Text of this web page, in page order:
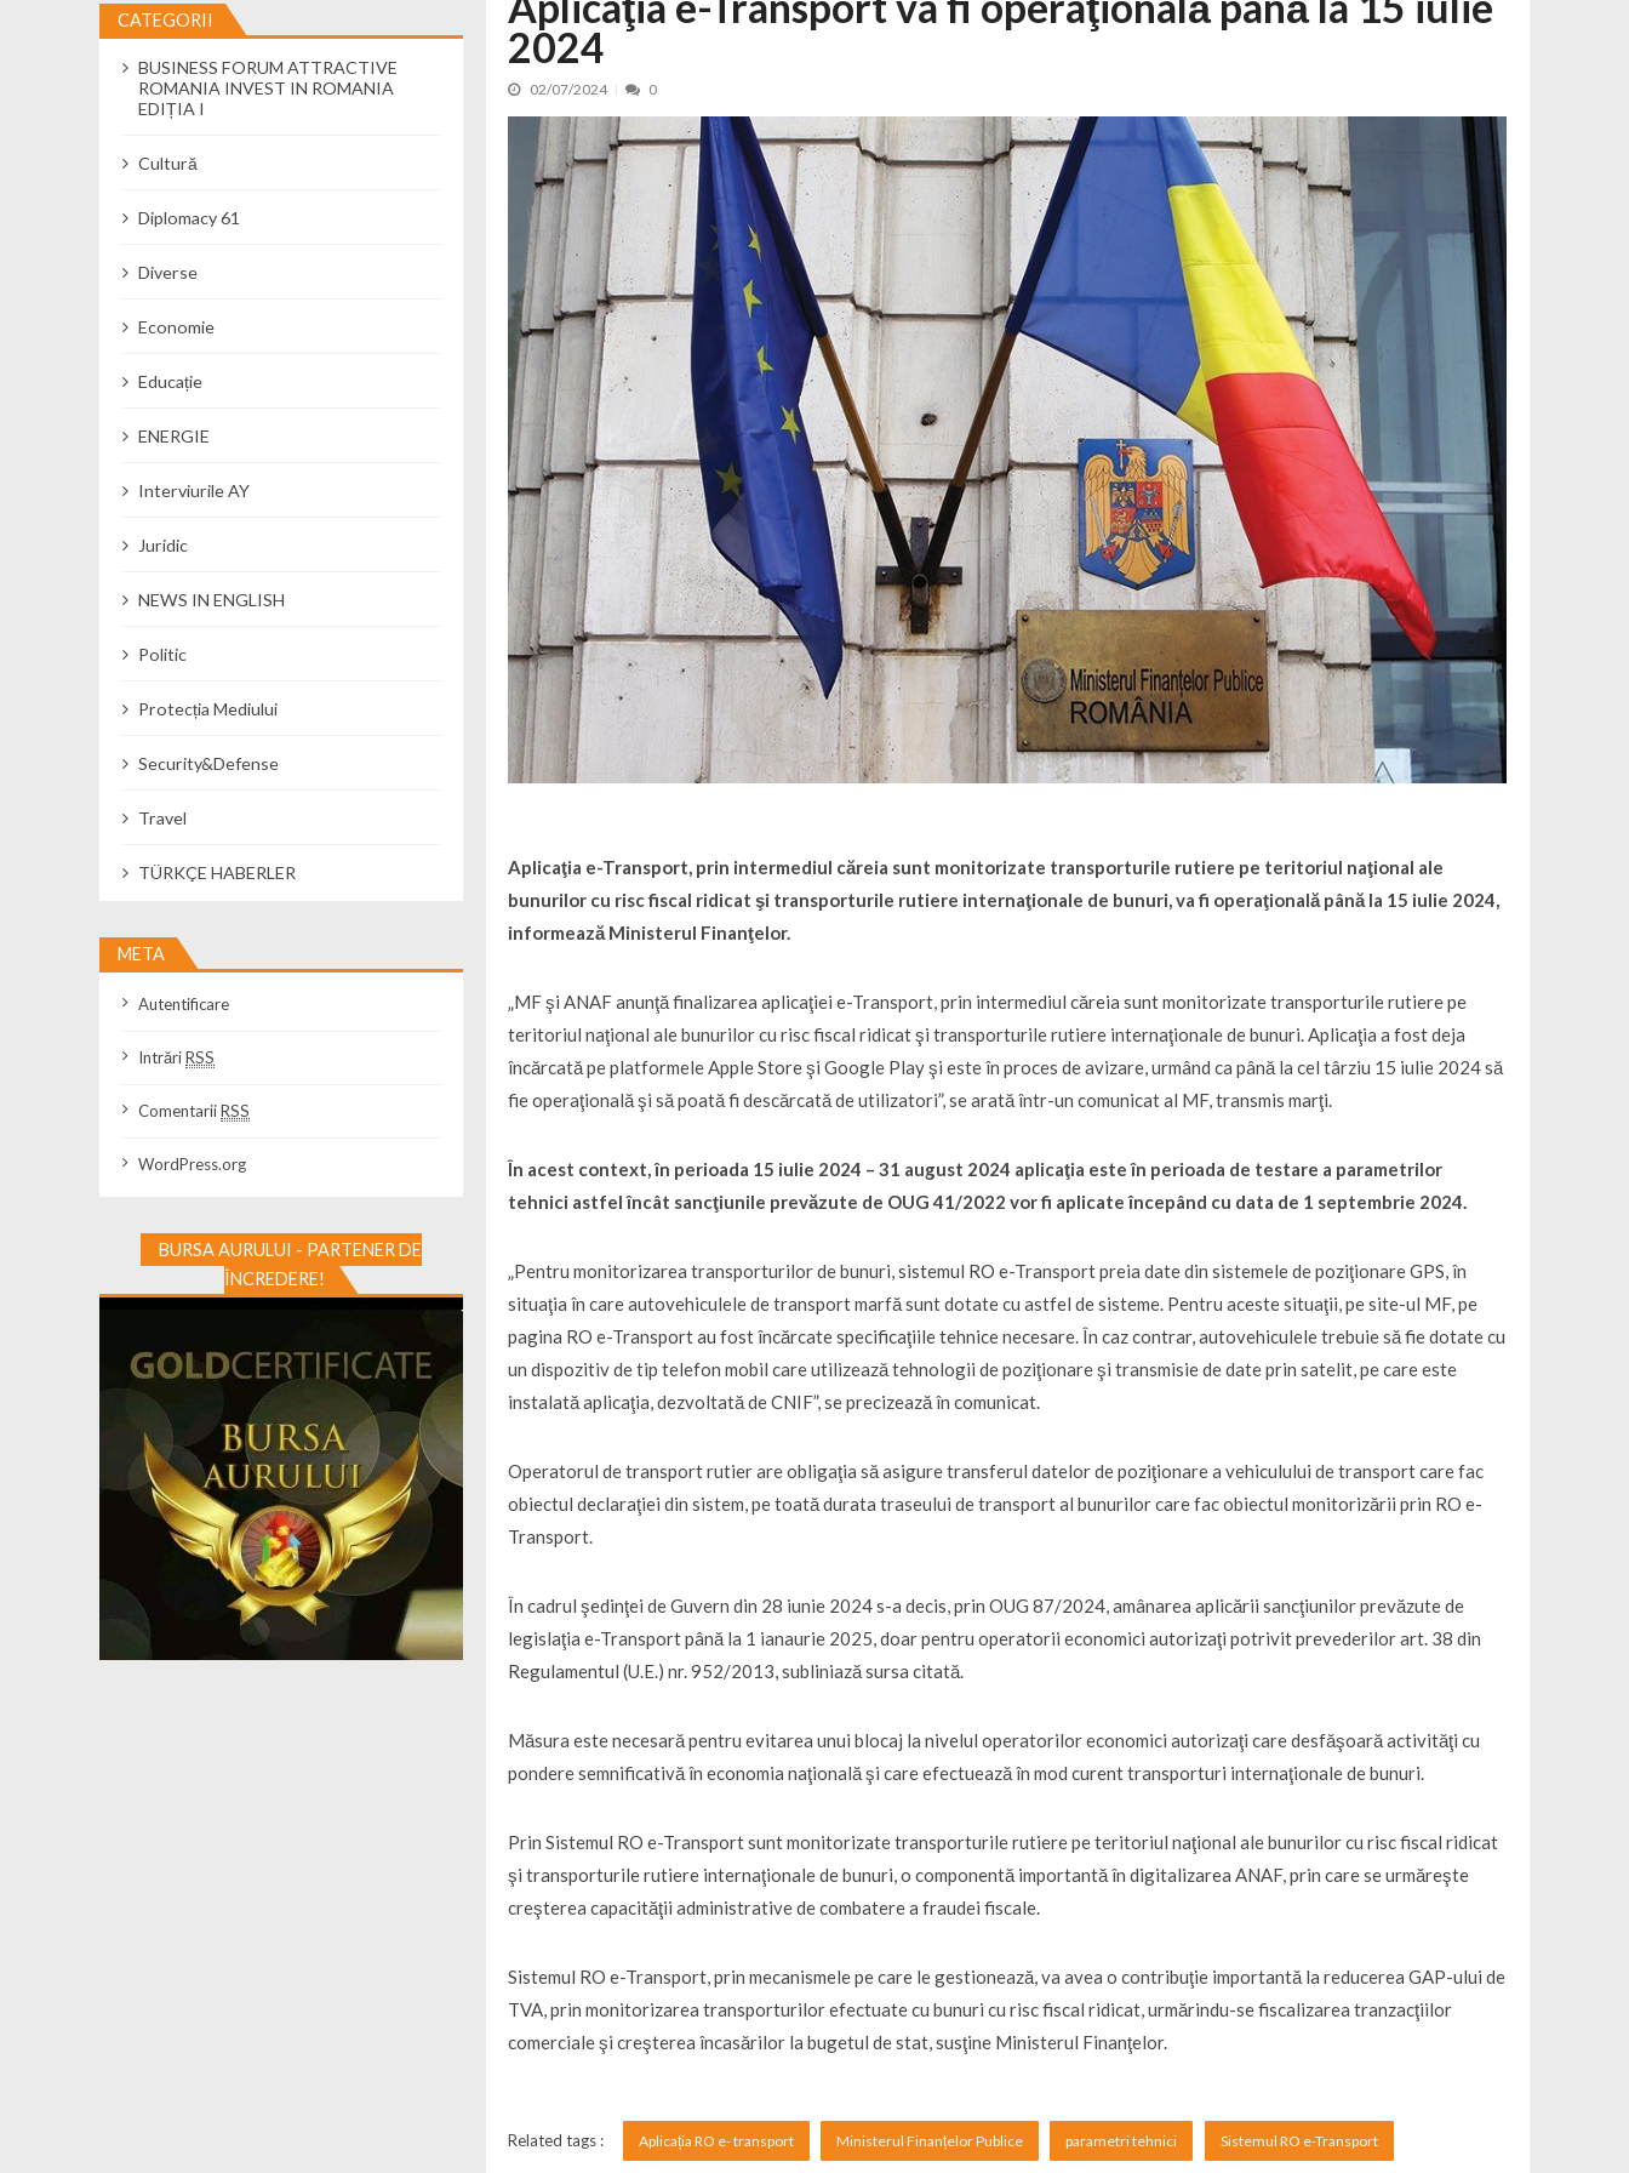
Cseke Attila: Am creat, până în prezent, peste 5.000 de noi locuri în creșe...
Încă o creșă modernă pentru Alba: 40 de locuri noi la Zlatna prin Programul...
Percheziții și flagrant în Neamț: canabis descoperit într-un colet și ascu... 15/07/2026
Ministerul Apărării Naționale participă la efortul național pentru protejar... 04/08/2026
Dobânzi de pânã la 7,50% la ediția FIDELIS din luna august 04/08/2026
MMAP pune în consultare publică proiectul Catalogului național al zonelor pri...
2024
02/07/2024 0
Aplicaţia e-Transport, prin intermediul căreia sunt monitorizate transporturile rutiere pe teritoriul naţional ale
bunurilor cu risc fiscal ridicat şi transporturile rutiere internaţionale de bunuri, va fi operaţională până la 15 iulie 2024,
informează Ministerul Finanţelor.
„MF şi ANAF anunţă finalizarea aplicaţiei e-Transport, prin intermediul căreia sunt monitorizate transporturile rutiere pe
teritoriul naţional ale bunurilor cu risc fiscal ridicat şi transporturile rutiere internaţionale de bunuri. Aplicaţia a fost deja
încărcată pe platformele Apple Store şi Google Play şi este în proces de avizare, urmând ca până la cel târziu 15 iulie 2024 să
fie operaţională şi să poată fi descărcată de utilizatori”, se arată într-un comunicat al MF, transmis marţi.
În acest context, în perioada 15 iulie 2024 – 31 august 2024 aplicaţia este în perioada de testare a parametrilor
tehnici astfel încât sancţiunile prevăzute de OUG 41/2022 vor fi aplicate începând cu data de 1 septembrie 2024.
„Pentru monitorizarea transporturilor de bunuri, sistemul RO e-Transport preia date din sistemele de poziţionare GPS, în
situaţia în care autovehiculele de transport marfă sunt dotate cu astfel de sisteme. Pentru aceste situaţii, pe site-ul MF, pe
pagina RO e-Transport au fost încărcate specificaţiile tehnice necesare. În caz contrar, autovehiculele trebuie să fie dotate cu
un dispozitiv de tip telefon mobil care utilizează tehnologii de poziţionare şi transmisie de date prin satelit, pe care este
instalată aplicaţia, dezvoltată de CNIF”, se precizează în comunicat.
Operatorul de transport rutier are obligaţia să asigure transferul datelor de poziţionare a vehiculului de transport care fac
obiectul declaraţiei din sistem, pe toată durata traseului de transport al bunurilor care fac obiectul monitorizării prin RO e-
Transport.
În cadrul şedinţei de Guvern din 28 iunie 2024 s-a decis, prin OUG 87/2024, amânarea aplicării sancţiunilor prevăzute de
legislaţia e-Transport până la 1 ianaurie 2025, doar pentru operatorii economici autorizaţi potrivit prevederilor art. 38 din
Regulamentul (U.E.) nr. 952/2013, subliniază sursa citată.
Măsura este necesară pentru evitarea unui blocaj la nivelul operatorilor economici autorizaţi care desfăşoară activităţi cu
pondere semnificativă în economia naţională şi care efectuează în mod curent transporturi internaţionale de bunuri.
Prin Sistemul RO e-Transport sunt monitorizate transporturile rutiere pe teritoriul naţional ale bunurilor cu risc fiscal ridicat
şi transporturile rutiere internaţionale de bunuri, o componentă importantă în digitalizarea ANAF, prin care se urmăreşte
creşterea capacităţii administrative de combatere a fraudei fiscale.
Sistemul RO e-Transport, prin mecanismele pe care le gestionează, va avea o contribuţie importantă la reducerea GAP-ului de
TVA, prin monitorizarea transporturilor efectuate cu bunuri cu risc fiscal ridicat, urmărindu-se fiscalizarea tranzacţiilor
comerciale şi creşterea încasărilor la bugetul de stat, susţine Ministerul Finanţelor.
Related tags : Aplicația RO e- transport Ministerul Finanțelor Publice parametri tehnici Sistemul RO e-Transport
CATEGORII
BUSINESS FORUM ATTRACTIVE
ROMANIA INVEST IN ROMANIA
EDIȚIA I
Cultură
Diplomacy 61
Diverse
Economie
Educație
ENERGIE
Interviurile AY
Juridic
NEWS IN ENGLISH
Politic
Protecția Mediului
Security&Defense
Travel
TÜRKÇE HABERLER
META
Autentificare
IntrăriRSS
ComentariiRSS
WordPress.org
BURSA AURULUI - PARTENER DE
ÎNCREDERE!